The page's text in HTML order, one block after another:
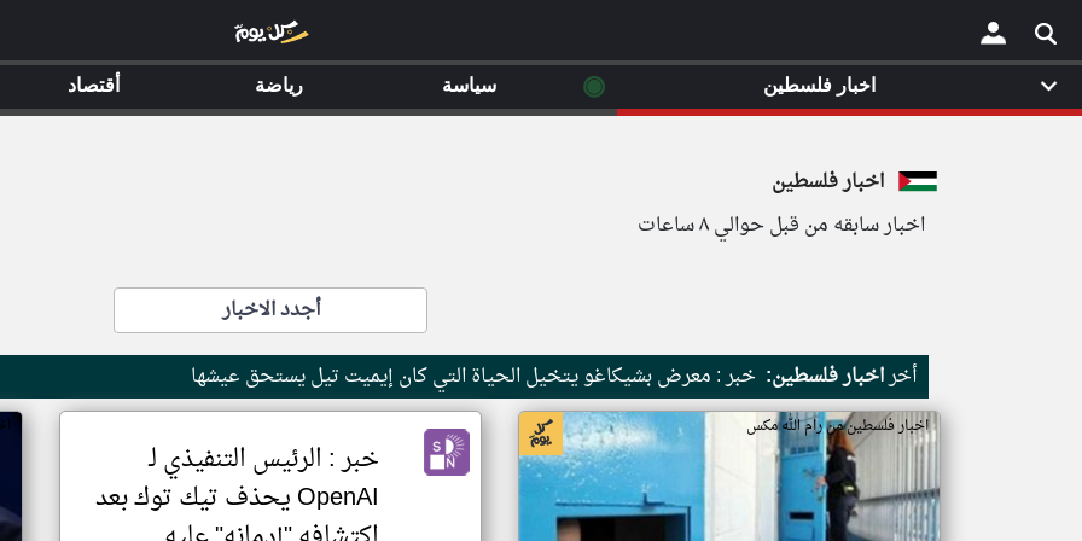
×
اخبار فلسطين
اخبار سابقه من قبل حوالي ٨ ساعات
أجدد الاخبار
أخراخبار فلسطين: خبر : معرض بشيكاغو يتخيل الحياة التي كان إيميت تيل يستحق عيشها
اخبار فلسطين من رام الله مكس
خبر : الرئيس التنفيذي لـ
OpenAI يحذف تيك توك بعد
اخبار فلسطين ◉ سياسة رياضة أقتصاد